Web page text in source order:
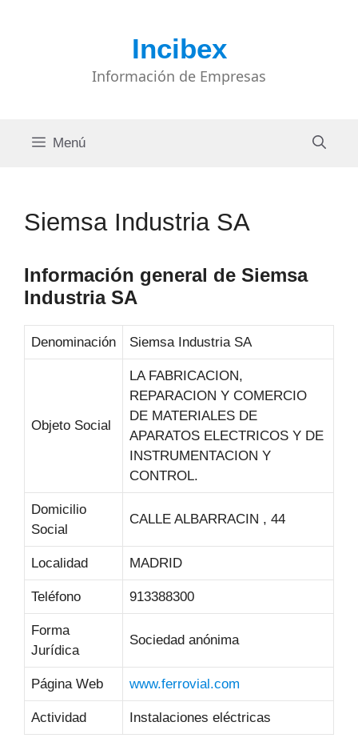
Incibex
Información de Empresas
Menú
Siemsa Industria SA
Información general de Siemsa
Industria SA
Denominación Siemsa Industria SA
Objeto Social
LA FABRICACION,
REPARACION Y COMERCIO
DE MATERIALES DE
APARATOS ELECTRICOS Y DE
INSTRUMENTACION Y
CONTROL.
Domicilio
Social
CALLE ALBARRACIN , 44
Localidad MADRID
Teléfono 913388300
Forma
Jurídica
Sociedad anónima
Página Web www.ferrovial.com
Actividad Instalaciones eléctricas